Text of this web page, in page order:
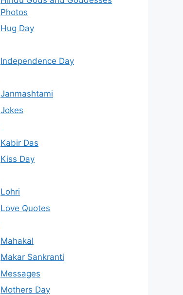
Photos
Hug Day
Independence Day
Janmashtami
Jokes
Kabir Das
Kiss Day
Lohri
Love Quotes
Mahakal
Makar Sankranti
Messages
Mothers Day